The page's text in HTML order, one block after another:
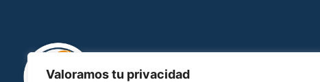
Valoramos tu privacidad